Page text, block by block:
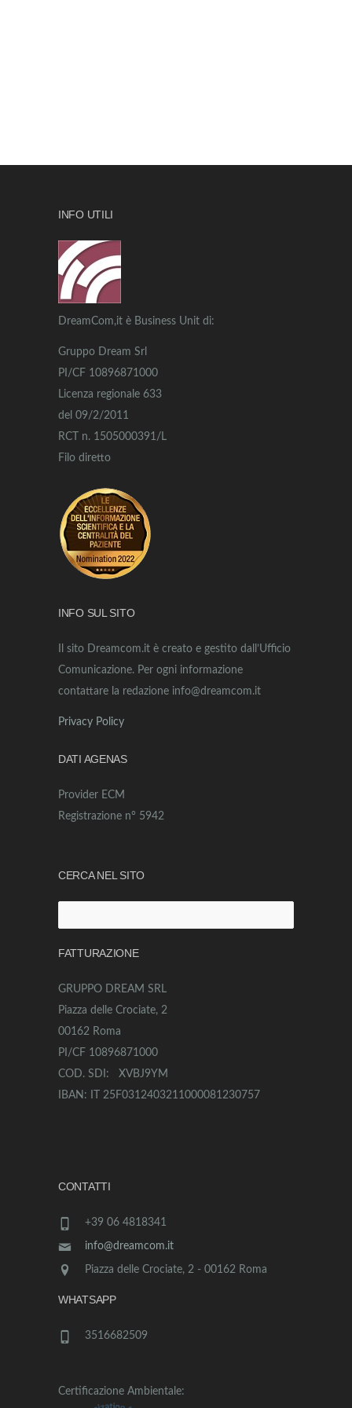
INFO UTILI
DreamCom,it è Business Unit di:
Gruppo Dream Srl
PI/CF 10896871000
Licenza regionale 633
del 09/2/2011
RCT n. 1505000391/L
Filo diretto
INFO SUL SITO
Il sito Dreamcom.it è creato e gestito dall’Ufficio
Comunicazione. Per ogni informazione
contattare la redazione info@dreamcom.it
Privacy Policy
DATI AGENAS
Provider ECM
Registrazione n° 5942
CERCA NEL SITO
per:
FATTURAZIONE
GRUPPO DREAM SRL
Piazza delle Crociate, 2
00162 Roma
PI/CF 10896871000
COD. SDI: XVBJ9YM
IBAN: IT 25F0312403211000081230757
CONTATTI
+39 06 4818341
info@dreamcom.it
Piazza delle Crociate, 2 - 00162 Roma
WHATSAPP
3516682509
Certificazione Ambientale: